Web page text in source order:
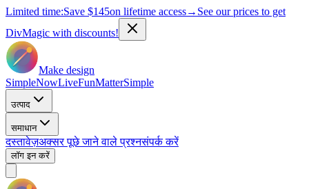
Limited time:Save $145on lifetime access→ See our prices to get
DivMagic with discounts!
Make design
SimpleNowLiveFunMatterSimple
उत्पाद
समाधान
दस्तावेज़अक्सर पूछे जाने वाले प्रश्नसंपर्क करें
लॉग इन करें